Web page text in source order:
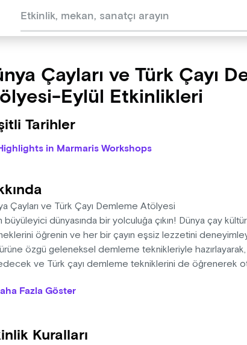
Çayları ve Türk Çayı
Eylül Etkinlikleri
Tarihler
in Marmaris Workshops
Çayları ve Türk Çayı Demleme Atölyesi
büyüleyici dünyasında bir yolculuğa çıkın! Dünya çay
öğrenin ve her bir çayın eşsiz lezzetini
özgü geleneksel demleme teknikleriyle hazırlayarak,
ve Türk çayı demleme tekniklerini de öğrenerek
gerektirmez – herkes katılabilir!
Fazla Göster
Kuralları